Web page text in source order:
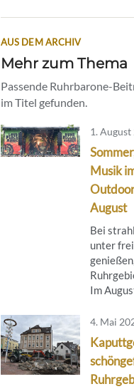
AUS DEM ARCHIV
Mehr zum Thema
Passende Ruhrbarone-
im Titel gefunden.
1.
Musik
August
Bei
unter
Im
4. Mai